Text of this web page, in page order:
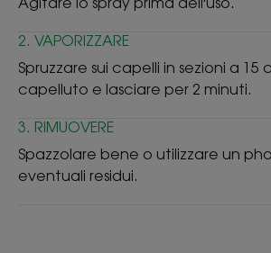
Flacone (ALU 41): ALLUMINIO
*+1 giorno prima dello shampoo successivo - test
testato su 33 donne - applicazione singola.
*+1 giorno prima dello shampoo successivo Test
- testato su 33 donne - applicazione singola.
2. VAPORIZZARE
Spruzzare sui capelli in sezioni a 15
capelluto e lasciare per 2 minuti.
3. RIMUOVERE
Spazzolare bene o utilizzare un
eventuali residui.